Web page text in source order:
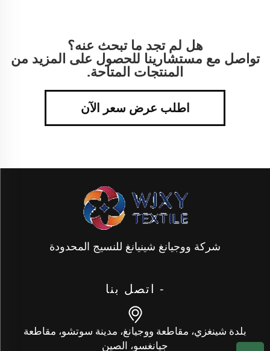
هل لم تجد ما تبحث عنه؟
تواصل مع مستشارينا للحصول على المزيد من
المنتجات المتاحة.
اطلب عرض سعر الآن
شركة ووجيانغ شينيانغ للنسيج المحدودة
- اتصل بنا
بلدة شينغزي، مقاطعة ووجيانغ، مدينة سوتشو، مقاطعة
جيانغسو، الصين